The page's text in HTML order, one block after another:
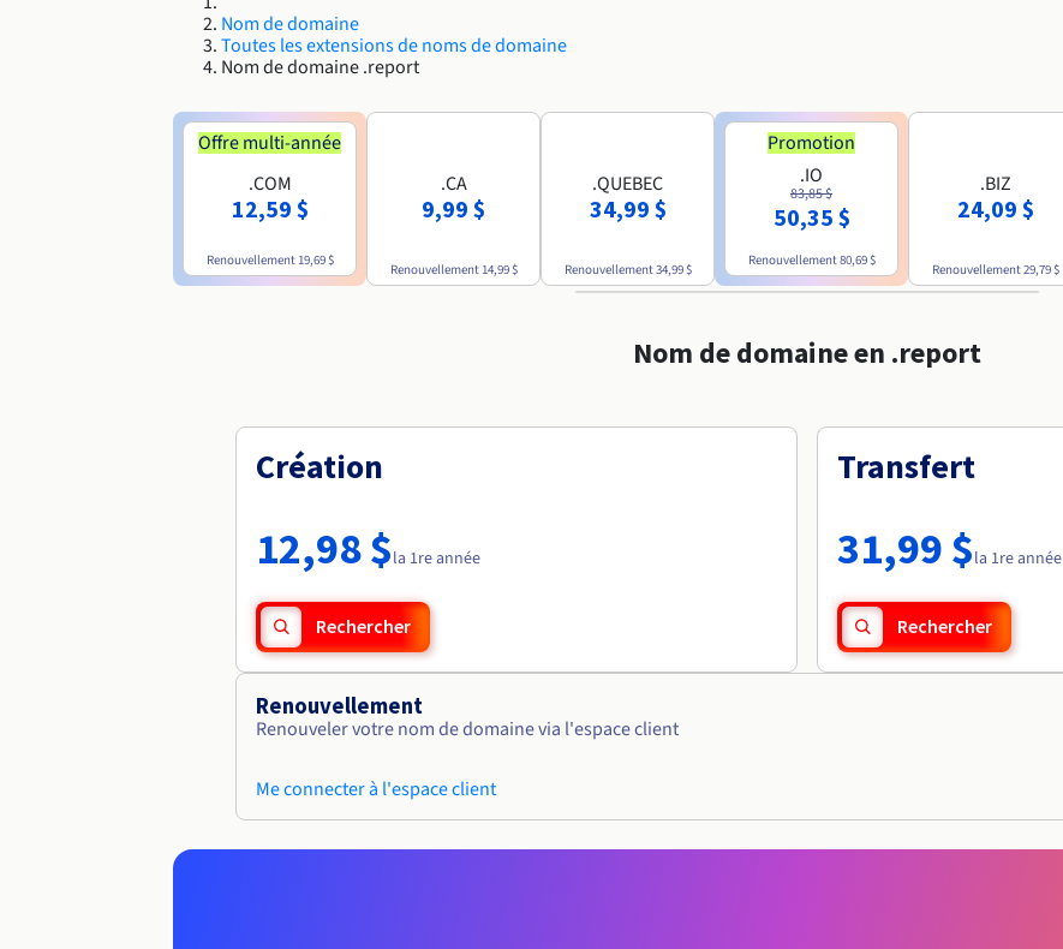
Nom de domaine
Toutes les extensions de noms de domaine
Nom de domaine .report
Offre multi-année
.COM
12,59 $
Renouvellement 19,69 $
.CA
9,99 $
Renouvellement 14,99 $
.QUEBEC
34,99 $
Renouvellement34,99 $
Promotion
.IO
83,85 $
50,35 $
Renouvellement80,69 $
.BIZ
24,09 $
Renouvellement29,79 $
Nom de domaine en .report
Création
12,98 $la 1re année
Rechercher
Transfert
31,99 $la 1re année
Rechercher
Renouvellement
Renouveler votre nom de domaine via l'espace client
Me connecter à l'espace client